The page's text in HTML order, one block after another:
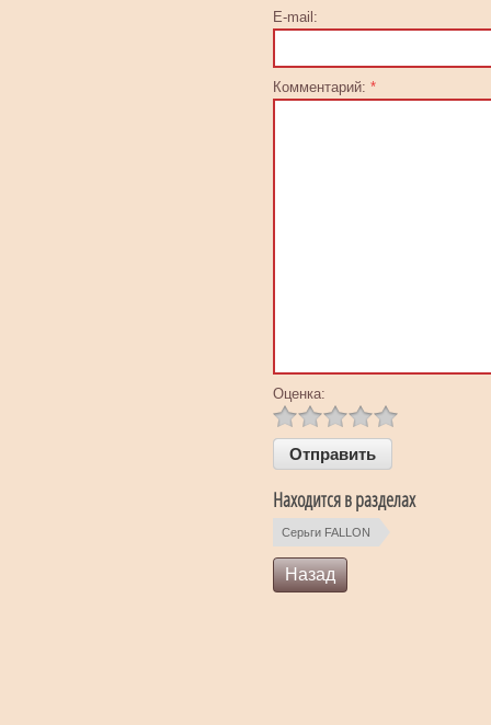
E-mail:
Комментарий: *
Оценка:
Находится в разделах
Серьги FALLON
Назад